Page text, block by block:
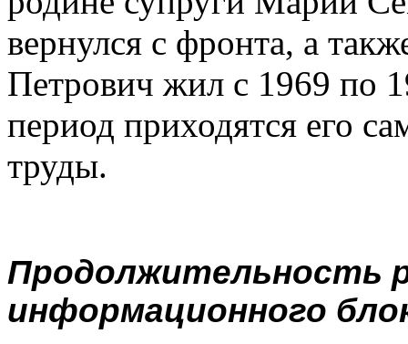
вернулся с фронта, а
Петрович жил с 1969 по
период приходятся его
труды.
Продолжительность
информационного